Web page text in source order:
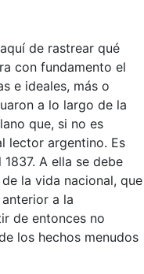
de rastrear qué
con fundamento el
e ideales, más o
a lo largo de la
que, si no es
lector argentino. Es
A ella se debe
la vida nacional, que
a la
de entonces no
los hechos menudos